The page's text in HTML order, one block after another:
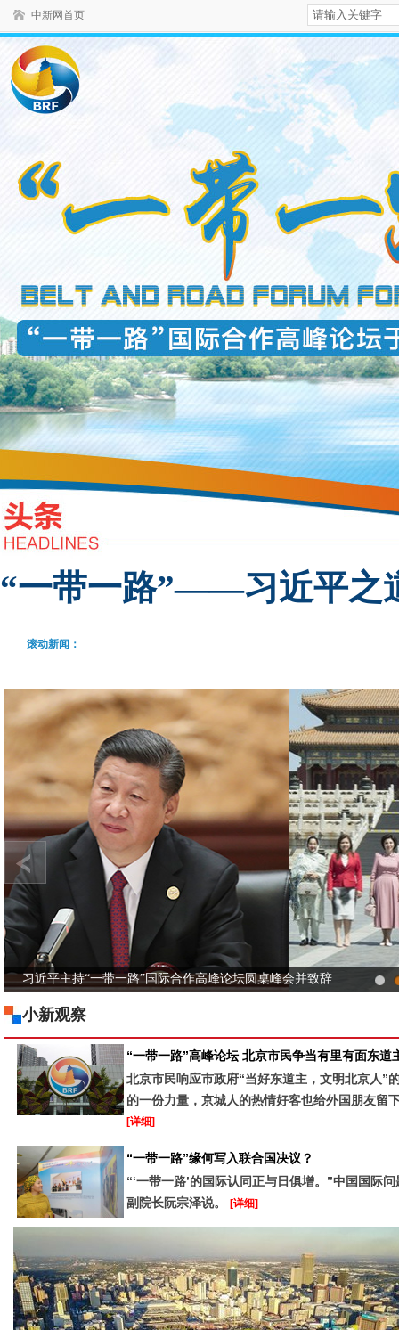
中新网首页
“一带一路”——习近平之
滚动新闻：
彭丽媛邀请出席“一带一路”论坛外方团长配偶参观故宫
小新观察
“一带一路”高峰论坛 北京市民争当有里有面东道
北京市民响应市政府“当好东道主，文明北京人”
的一份力量，京城人的热情好客也给外国朋友留
[详细]
“一带一路”缘何写入联合国决议？
“‘一带一路’的国际认同正与日俱增。”中国国际
副院长阮宗泽说。
[详细]